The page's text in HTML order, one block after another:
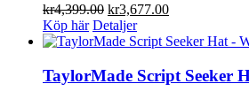
kr4,399.00 Det
ursprungliga
priset
kr4,399.00.
kr3,677.00Det
priset
kr3,677.00.
Köp här Detaljer
TaylorMade Script Seeker